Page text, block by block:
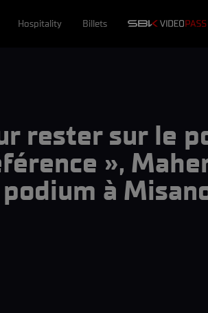
Hospitality Billets
rester sur le
»,
à